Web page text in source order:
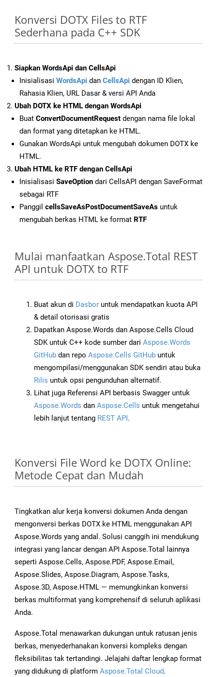
Konversi DOTX Files to RTF
Sederhana pada C++ SDK
Siapkan WordsApi dan CellsApi
Inisialisasi WordsApi dan CellsApi dengan ID Klien,
Rahasia Klien, URL Dasar & versi API Anda
Ubah DOTX ke HTML dengan WordsApi
Buat ConvertDocumentRequest dengan nama file lokal
dan format yang ditetapkan ke HTML.
Gunakan WordsApi untuk mengubah dokumen DOTX ke
HTML.
Ubah HTML ke RTF dengan CellsApi
Inisialisasi SaveOption dari CellsAPI dengan SaveFormat
sebagai RTF
Panggil cellsSaveAsPostDocumentSaveAs untuk
mengubah berkas HTML ke format RTF
Mulai manfaatkan Aspose.Total REST
API untuk DOTX to RTF
Buat akun di Dasbor untuk mendapatkan kuota API
& detail otorisasi gratis
Dapatkan Aspose.Words dan Aspose.Cells Cloud
SDK untuk C++ kode sumber dari Aspose.Words
GitHub dan repo Aspose.Cells GitHub untuk
mengompilasi/menggunakan SDK sendiri atau buka
Rilis untuk opsi pengunduhan alternatif.
Lihat juga Referensi API berbasis Swagger untuk
Aspose.Words dan Aspose.Cells untuk mengetahui
lebih lanjut tentang REST API.
Konversi File Word ke DOTX Online:
Metode Cepat dan Mudah
Tingkatkan alur kerja konversi dokumen Anda dengan
mengonversi berkas DOTX ke HTML menggunakan API
Aspose.Words yang andal. Solusi canggih ini mendukung
integrasi yang lancar dengan API Aspose.Total lainnya
seperti Aspose.Cells, Aspose.PDF, Aspose.Email,
Aspose.Slides, Aspose.Diagram, Aspose.Tasks,
Aspose.3D, Aspose.HTML — memungkinkan konversi
berkas multiformat yang komprehensif di seluruh aplikasi
Anda.
Aspose.Total menawarkan dukungan untuk ratusan jenis
berkas, menyederhanakan konversi kompleks dengan
fleksibilitas tak tertandingi. Jelajahi daftar lengkap format
yang didukung di platform Aspose.Total Cloud.